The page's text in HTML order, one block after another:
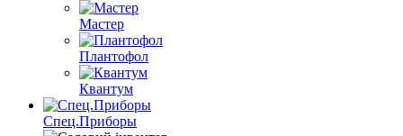
Мастер
Плантофол
Квантум
Спец.Приборы